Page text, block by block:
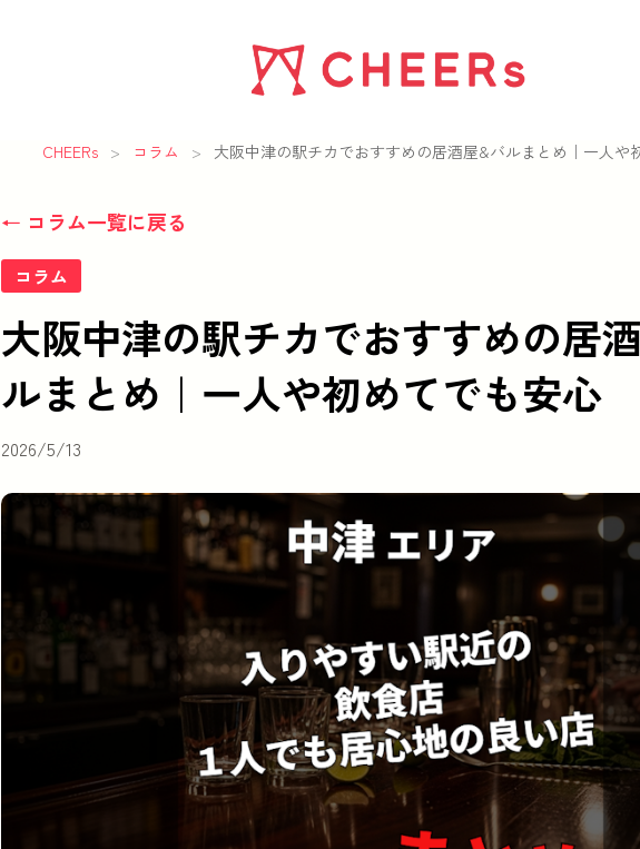
CHEERs > コラム > 大阪中津の駅チカでおすすめの居酒屋&バルまとめ｜一人や
← コラム一覧に戻る
コラム
大阪中津の駅チカでおすすめの居
ルまとめ｜一人や初めてでも安心
2026/5/13